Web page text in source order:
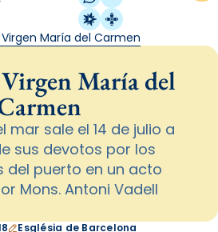
Radio Estel
Catalunya
María del Carmen
María del
mar sale el 14 de julio a
sus devotos por los
del puerto en un acto
Mons. Antoni Vadell
Església de Barcelona